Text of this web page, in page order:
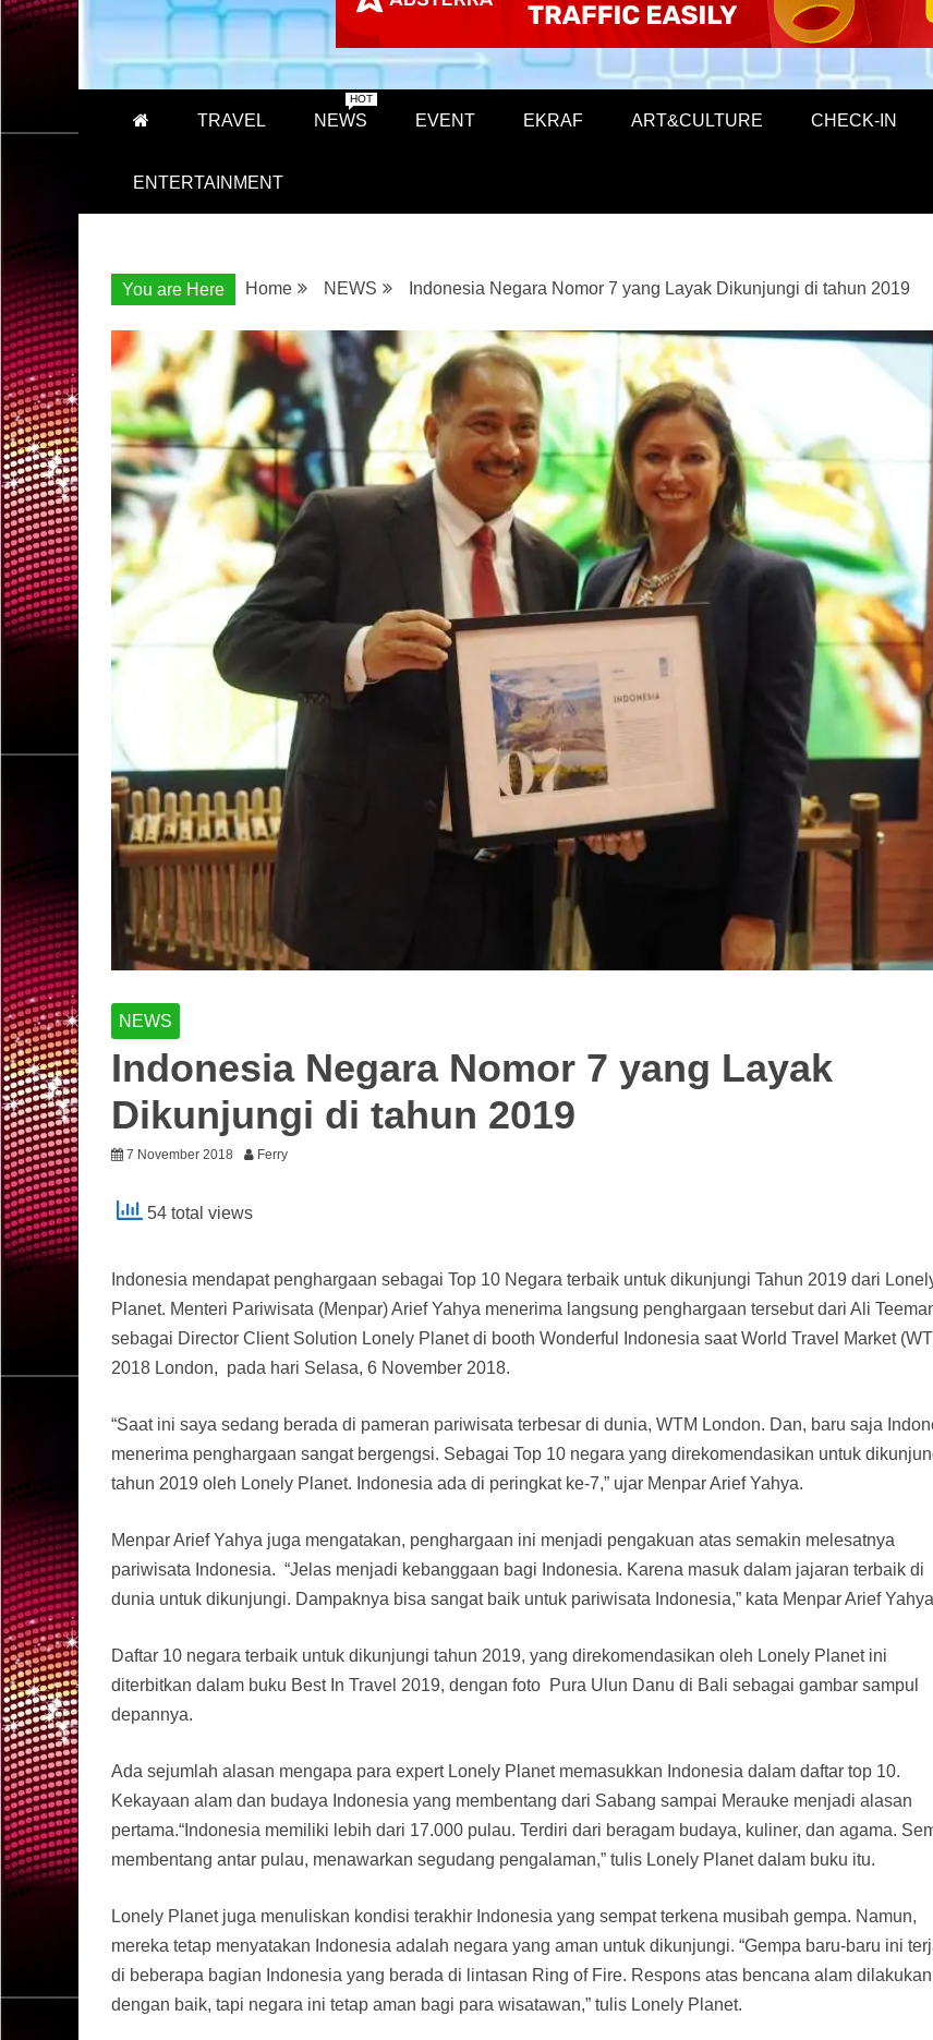
TRAVEL NEWS
HOT
EVENT EKRAF ART&CULTURE CHECK-IN
ENTERTAINMENT
You are Here Home NEWS Indonesia Negara Nomor 7 yang Layak Dikunjungi di tahun 2019
NEWS
Indonesia Negara Nomor 7 yang Layak
Dikunjungi di tahun 2019
7 November 2018 Ferry
54 total views
Indonesia mendapat penghargaan sebagai Top 10 Negara terbaik untuk dikunjungi Tahun 2019 dari
Planet. Menteri Pariwisata (Menpar) Arief Yahya menerima langsung penghargaan tersebut dari Ali
sebagai Director Client Solution Lonely Planet di booth Wonderful Indonesia saat World Travel Market
2018 London, pada hari Selasa, 6 November 2018.
“Saat ini saya sedang berada di pameran pariwisata terbesar di dunia, WTM London. Dan, baru saja
menerima penghargaan sangat bergengsi. Sebagai Top 10 negara yang direkomendasikan untuk
tahun 2019 oleh Lonely Planet. Indonesia ada di peringkat ke-7,” ujar Menpar Arief Yahya.
Menpar Arief Yahya juga mengatakan, penghargaan ini menjadi pengakuan atas semakin melesatnya
pariwisata Indonesia. “Jelas menjadi kebanggaan bagi Indonesia. Karena masuk dalam jajaran terbaik di
dunia untuk dikunjungi. Dampaknya bisa sangat baik untuk pariwisata Indonesia,” kata Menpar Arief
Daftar 10 negara terbaik untuk dikunjungi tahun 2019, yang direkomendasikan oleh Lonely Planet ini
diterbitkan dalam buku Best In Travel 2019, dengan foto Pura Ulun Danu di Bali sebagai gambar sampul
depannya.
Ada sejumlah alasan mengapa para expert Lonely Planet memasukkan Indonesia dalam daftar top 10.
Kekayaan alam dan budaya Indonesia yang membentang dari Sabang sampai Merauke menjadi alasan
pertama.“Indonesia memiliki lebih dari 17.000 pulau. Terdiri dari beragam budaya, kuliner, dan agama.
membentang antar pulau, menawarkan segudang pengalaman,” tulis Lonely Planet dalam buku itu.
Lonely Planet juga menuliskan kondisi terakhir Indonesia yang sempat terkena musibah gempa. Namun,
mereka tetap menyatakan Indonesia adalah negara yang aman untuk dikunjungi. “Gempa baru-baru ini
di beberapa bagian Indonesia yang berada di lintasan Ring of Fire. Respons atas bencana alam dilakukan
dengan baik, tapi negara ini tetap aman bagi para wisatawan,” tulis Lonely Planet.